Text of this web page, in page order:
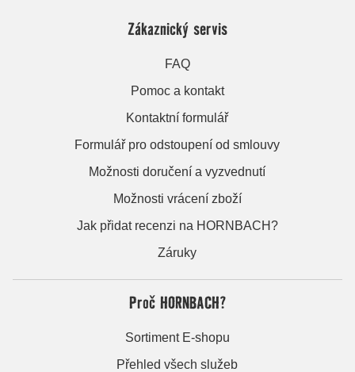
Zákaznický servis
FAQ
Pomoc a kontakt
Kontaktní formulář
Formulář pro odstoupení od smlouvy
Možnosti doručení a vyzvednutí
Možnosti vrácení zboží
Jak přidat recenzi na HORNBACH?
Záruky
Proč HORNBACH?
Sortiment E-shopu
Přehled všech služeb